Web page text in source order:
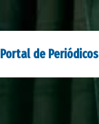
Portal de Periódicos